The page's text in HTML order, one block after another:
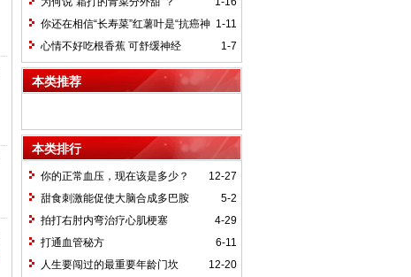
1-11
你还在相信“长寿菜”红薯叶是“抗癌神
器”吗？
1-7
心情不好吃根香蕉 可舒缓神经
本类推荐
本类排行
12-27
你的正常血压，现在该是多少？
5-2
甜食刺激能促使大脑合成多巴胺
4-29
拍打右肘内弯治疗心肌梗塞
6-11
打通血管秘方
12-20
人生要闯过的最重要年龄门坎